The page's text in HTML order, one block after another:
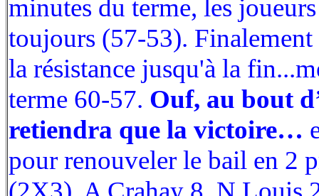
minutes du terme, les
toujours (57-53).
la résistance jusqu'à la
terme 60-57. Ouf, au bout
retiendra que la victoire…
pour renouveler le bail en 2